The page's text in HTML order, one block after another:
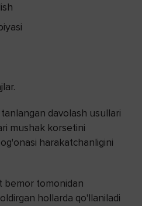
davolash usullari
mushak korsetini
harakatchanligini
bemor tomonidan
hollarda qo'llaniladi